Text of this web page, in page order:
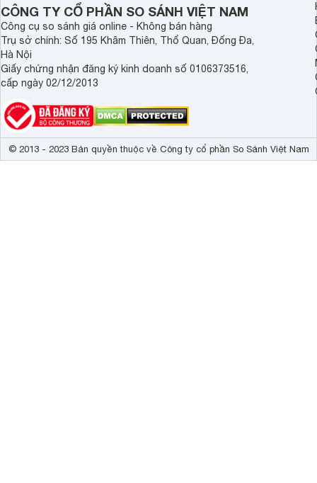
CÔNG TY CỔ PHẦN SO SÁNH VIỆT NAM
Công cụ so sánh giá online - Không bán hàng
Trụ sở chính: Số 195 Khâm Thiên, Thổ Quan, Đống Đa,
Hà Nội
Giấy chứng nhận đăng ký kinh doanh số 0106373516,
cấp ngày 02/12/2013
© 2013 - 2023 Bản quyền thuộc về Công ty cổ phần So Sánh Việt Nam